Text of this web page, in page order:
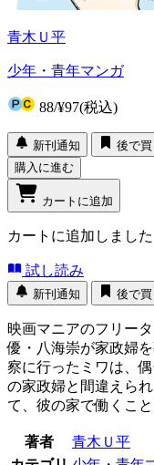
青木Ｕ平
少年・青年マンガ
88/¥97(税込)
新刊通知
後で買
購入に進む
カートに追加
カートに追加しました
試し読み
新刊通知 後で買
映画マニアのフリー
優・八海崇が家政婦
察に行ったミワは、
の家政婦と間違えら
て、彼の家で働くこ
著者
青木Ｕ平